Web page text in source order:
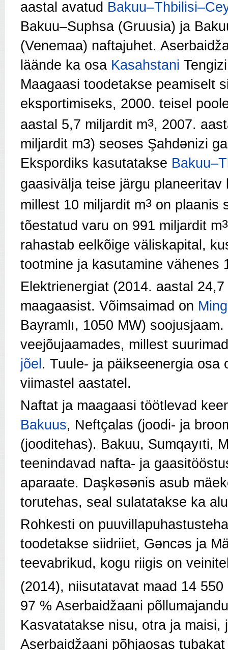
aastal avatud
Bakuu–Suphsa (Gruusia) ja
(Venemaa) naftajuhet.
läände ka osa Kasahstani
Maagaasi toodetakse peamiselt
eksportimiseks, 2000. teisel
aastal 5,7 miljardit m3, 2007.
miljardit m3) seoses Şahdənizi
Ekspordiks kasutatakse
gaasivälja teise järgu
millest 10 miljardit m3 on plaanis
tõestatud varu on 991 miljardit m3
rahastab eelkõige väliskapital,
tootmine ja kasutamine vähenes
Elektrienergiat (2014. aastal
maagaasist. Võimsaimad on
Bayramlı, 1050 MW)
veejõujaamades, millest
jõel . Tuule- ja päikseenergia osa
viimastel aastatel.
Naftat ja maagaasi töötlevad
Bakuus, Neftçalas (joodi- ja
(jooditehas). Bakuu, Sumqayıti,
teenindavad nafta- ja
aparaate. Daşkəsənis asub
torutehas, seal sulatatakse ka
Rohkesti on
toodetakse siidriiet, Gəncəs ja
teevabrikud, kogu riigis on
(2014), niisutatavat maad 14 550
97 % Aserbaidžaani
Kasvatatakse nisu, otra ja
Aserbaidžaani põhjaosas